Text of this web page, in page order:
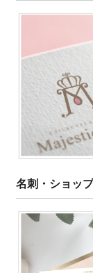
名刺・ショッ